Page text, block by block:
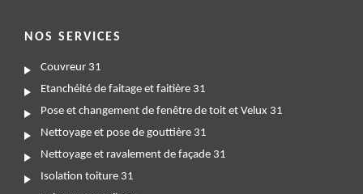
NOS SERVICES
Couvreur 31
Etanchéité de faitage et faitière 31
Pose et changement de fenêtre de toit et Velux 31
Nettoyage et pose de gouttière 31
Nettoyage et ravalement de façade 31
Isolation toiture 31